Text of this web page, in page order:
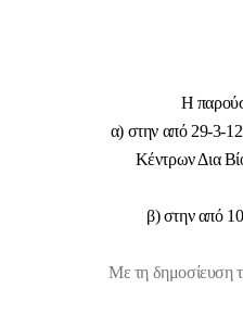
Η
α) στην από 29-3-
Κέντρων Δια
β) στην από
Με τη δημοσίευση